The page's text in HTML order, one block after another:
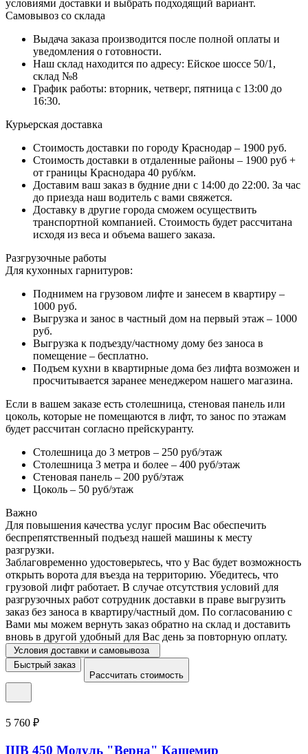
условиями доставки и выбрать подходящий вариант.
Самовывоз со склада
Выдача заказа производится после полной оплаты и
уведомления о готовности.
Наш склад находится по адресу: Ейское шоссе 50/1,
склад №8
График работы: вторник, четверг, пятница с 13:00 до
16:30.
Курьерская доставка
Стоимость доставки по городу Краснодар – 1900 руб.
Стоимость доставки в отдаленные районы – 1900 руб +
от границы Краснодара 40 руб/км.
Доставим ваш заказ в будние дни с 14:00 до 22:00. За час
до приезда наш водитель с вами свяжется.
Доставку в другие города сможем осуществить
транспортной компанией. Стоимость будет рассчитана
исходя из веса и объема вашего заказа.
Разгрузочные работы
Для кухонных гарнитуров:
Поднимем на грузовом лифте и занесем в квартиру –
1000 руб.
Выгрузка и занос в частный дом на первый этаж – 1000
руб.
Выгрузка к подъезду/частному дому без заноса в
помещение – бесплатно.
Подъем кухни в квартирные дома без лифта возможен и
просчитывается заранее менеджером нашего магазина.
Если в вашем заказе есть столешница, стеновая панель или
цоколь, которые не помещаются в лифт, то занос по этажам
будет рассчитан согласно прейскуранту.
Столешница до 3 метров – 250 руб/этаж
Столешница 3 метра и более – 400 руб/этаж
Стеновая панель – 200 руб/этаж
Цоколь – 50 руб/этаж
Важно
Для повышения качества услуг просим Вас обеспечить
беспрепятственный подъезд нашей машины к месту
разгрузки.
Заблаговременно удостоверьтесь, что у Вас будет возможность
открыть ворота для въезда на территорию. Убедитесь, что
грузовой лифт работает. В случае отсутствия условий для
разгрузочных работ сотрудник доставки в праве выгрузить
заказ без заноса в квартиру/частный дом. По согласованию с
Вами мы можем вернуть заказ обратно на склад и доставить
вновь в другой удобный для Вас день за повторную оплату.
Условия доставки и самовывоза
Быстрый заказ
Рассчитать стоимость
5 760 ₽
ШВ 450 Модуль "Верна" Кашемир